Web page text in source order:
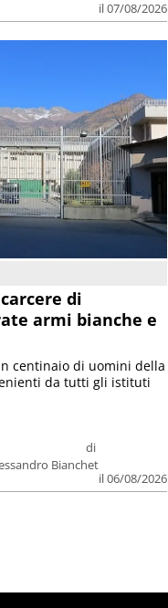
il 07/08/2026
di
armi bianche e
di
Bianchet
il 06/08/2026
centinaio di uomini della
da tutti gli istituti